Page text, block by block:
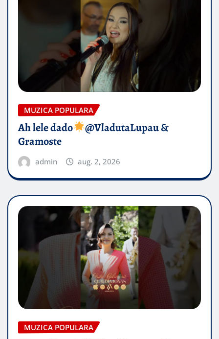
MUZICA POPULARA
Ah lele dado​
@VladutaLupau &
Gramoste
admin aug. 2, 2026
MUZICA POPULARA